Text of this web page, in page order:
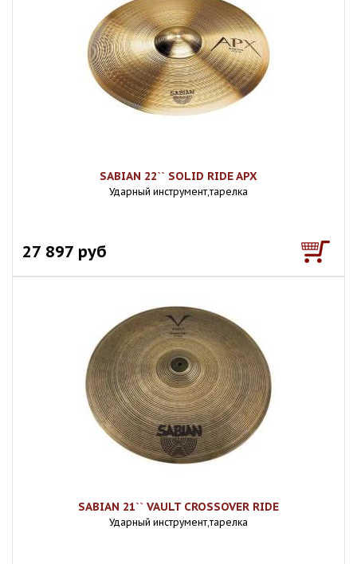
SABIAN 22`` SOLID RIDE APX
Ударный инструмент,тарелка
27 897 руб
SABIAN 21`` VAULT CROSSOVER RIDE
Ударный инструмент,тарелка